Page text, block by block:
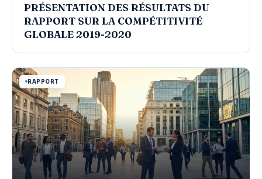
PRÉSENTATION DES RÉSULTATS DU
RAPPORT SUR LA COMPÉTITIVITÉ
GLOBALE 2019-2020
RAPPORT